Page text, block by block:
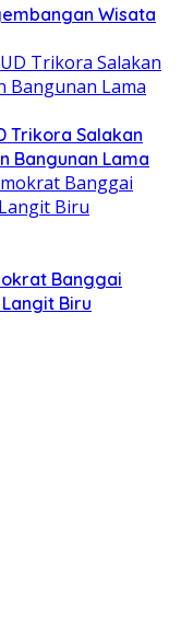
Wisata
Trikora Salakan
Bangunan Lama
Banggai
Biru